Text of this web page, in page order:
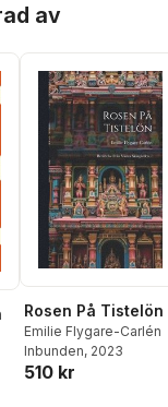
av
antal röster:
Rosen På Tistelön
Emilie Flygare-Carlén
Inbunden, 2023
510 kr